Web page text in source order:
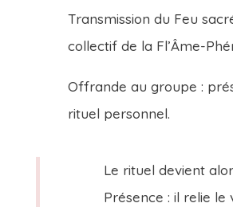
Transmission du Feu
collectif de la Fl’Âme-
Offrande au groupe :
rituel personnel.
Le rituel devient
Présence : il relie le